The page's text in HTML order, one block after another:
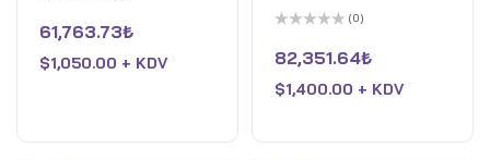
üzerinden
0
aldı
61,763.73₺
$1,050.00 + KDV
Polarizeli, 1.5m Kablo)
üzerinden
0
aldı
(0)
82,351.64₺
$1,400.00 + KDV